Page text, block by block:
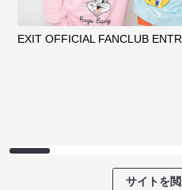
EXIT OFFICIAL FANCLUB
サイトを